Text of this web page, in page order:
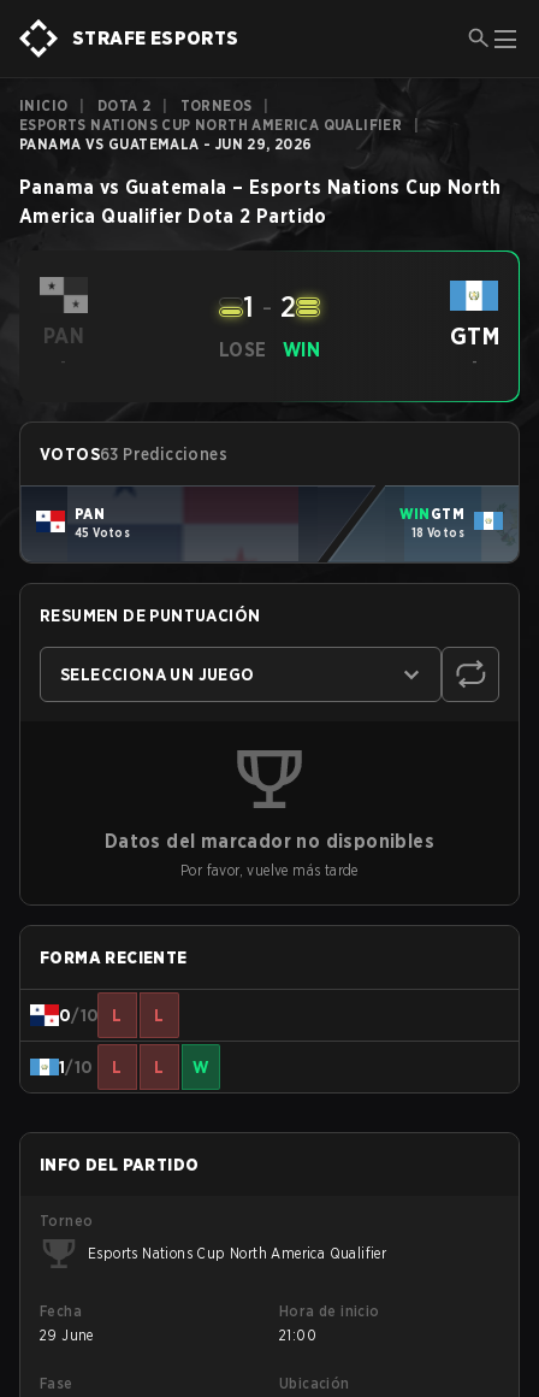
STRAFE ESPORTS
INICIO DOTA 2 TORNEOS
ESPORTS NATIONS CUP NORTH AMERICA QUALIFIER
PANAMA VS GUATEMALA - JUN 29, 2026
Panama vs Guatemala – Esports Nations Cup North
America Qualifier Dota 2 Partido
PAN
-
LOSE
1 - 2
WIN GTM
-
VOTOS63 Predicciones
PAN
45 Votos
WIN GTM
18 Votos
RESUMEN DE PUNTUACIÓN
SELECCIONA UN JUEGO
Datos del marcador no disponibles
Por favor, vuelve más tarde
FORMA RECIENTE
0/10 L L
1/10 L L W
INFO DEL PARTIDO
Torneo
Esports Nations Cup North America Qualifier
Fecha
29 June
Hora de inicio
21:00
Fase
Ubicación